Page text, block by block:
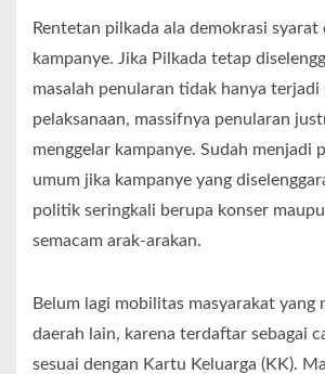
Rentetan pilkada ala demokrasi syarat
kampanye. Jika Pilkada tetap
masalah penularan tidak hanya terjadi
pelaksanaan, massifnya penularan
menggelar kampanye. Sudah menjadi
umum jika kampanye yang
politik seringkali berupa konser
semacam arak-arakan.
Belum lagi mobilitas masyarakat yang
daerah lain, karena terdaftar sebagai
sesuai dengan Kartu Keluarga (KK).